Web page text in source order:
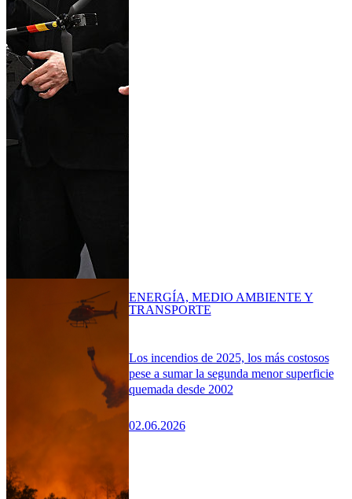
Los incendios de 2025, los más costosos
pese a sumar la segunda menor superficie
quemada desde 2002
02.06.2026
ENERGÍA, MEDIO AMBIENTE Y
TRANSPORTE